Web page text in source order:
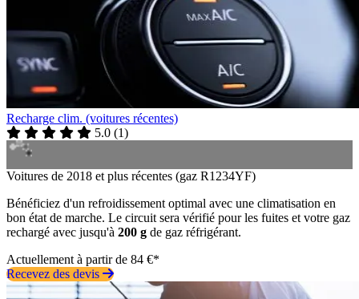
Recharge clim. (voitures récentes)
5.0 (1)
Voitures de 2018 et plus récentes (gaz R1234YF)
Bénéficiez d'un refroidissement optimal avec une climatisation en
bon état de marche. Le circuit sera vérifié pour les fuites et votre gaz
rechargé avec jusqu'à 200 g de gaz réfrigérant.
Actuellement à partir de 84 €*
Recevez des devis